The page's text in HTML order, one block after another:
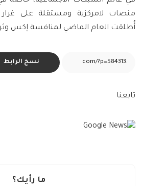
منصات لامركزية ومستقلة على
أُطلقت العام الماضي لمنافسة إكس
نسخ الرابط
تابعنا
ما رأيك؟